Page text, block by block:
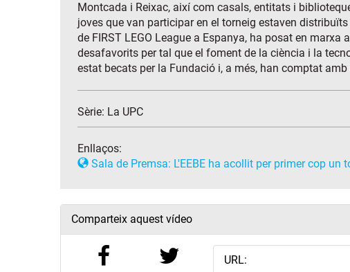
Montcada i Reixac, així com casals, entitats i
joves que van participar en el torneig estaven
de FIRST LEGO League a Espanya, ha posat en
desafavorits per tal que el foment de la ciència i la
estat becats per la Fundació i, a més, han comptat amb
Sèrie: La UPC
Enllaços:
Sala de Premsa: L'EEBE ha acollit per primer cop un
Comparteix aquest vídeo
URL: